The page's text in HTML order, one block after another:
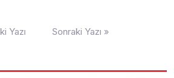
Yazı Sonraki Yazı »